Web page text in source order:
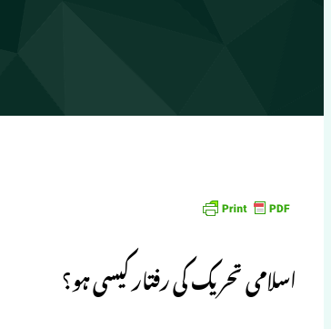
اسلامی تحریک کی رفتار کیسی ہو؟